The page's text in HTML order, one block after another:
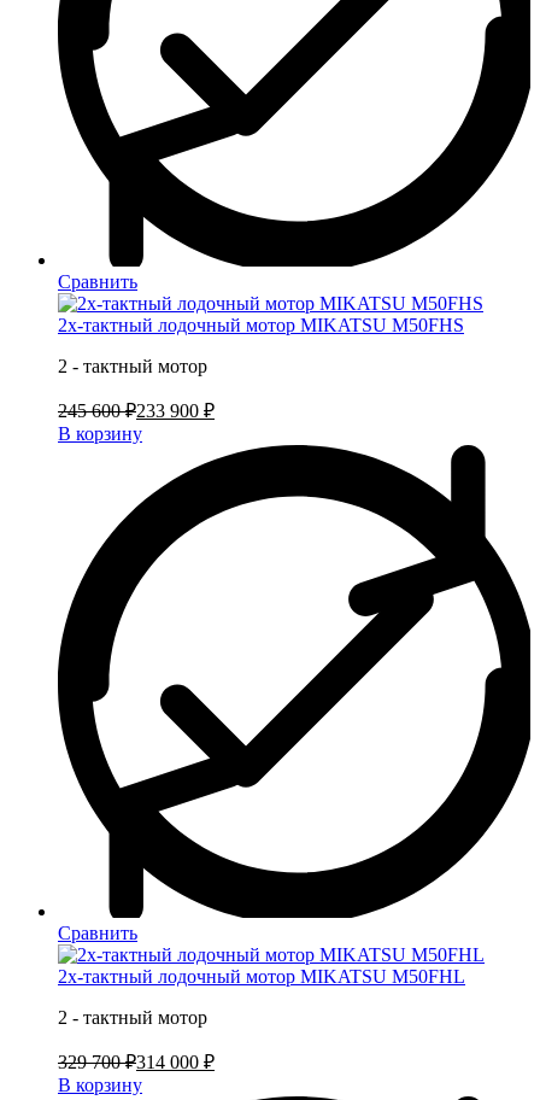
Сравнить
2х-тактный лодочный мотор MIKATSU M50FHS
2 - тактный мотор
245 600 ₽233 900 ₽
В корзину
Сравнить
2х-тактный лодочный мотор MIKATSU M50FHL
2 - тактный мотор
329 700 ₽314 000 ₽
В корзину